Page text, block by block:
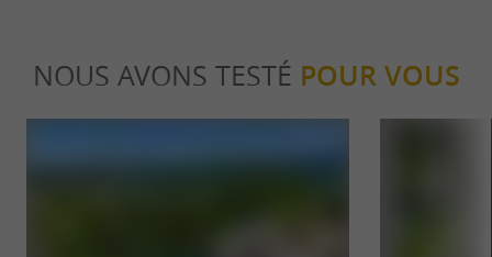
NOUS AVONS TESTÉ POUR VOUS